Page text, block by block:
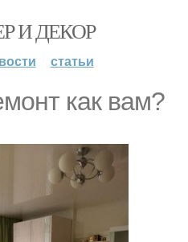
И ДЕКОР
статьи
как вам?